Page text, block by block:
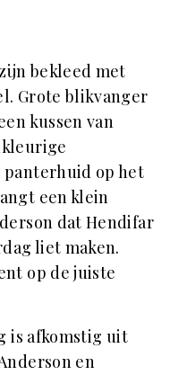
bekleed met
Grote blikvanger
kussen van
panterhuid op het
een klein
dat Hendifar
liet maken.
op de juiste
is afkomstig uit
en